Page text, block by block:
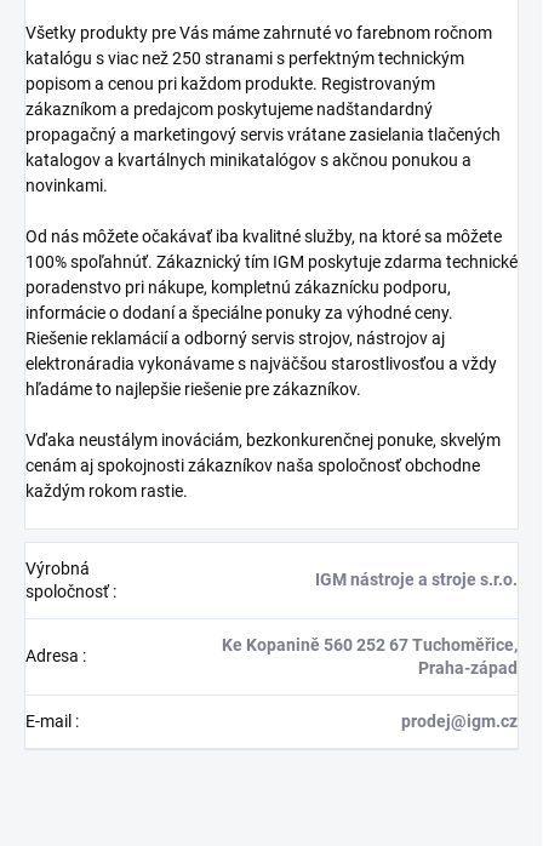
Všetky produkty pre Vás máme zahrnuté vo farebnom ročnom
katalógu s viac než 250 stranami s perfektným technickým
popisom a cenou pri každom produkte. Registrovaným
zákazníkom a predajcom poskytujeme nadštandardný
propagačný a marketingový servis vrátane zasielania tlačených
katalogov a kvartálnych minikatalógov s akčnou ponukou a
novinkami.
Od nás môžete očakávať iba kvalitné služby, na ktoré sa môžete
100% spoľahnúť. Zákaznický tím IGM poskytuje zdarma technické
poradenstvo pri nákupe, kompletnú zákaznícku podporu,
informácie o dodaní a špeciálne ponuky za výhodné ceny.
Riešenie reklamácií a odborný servis strojov, nástrojov aj
elektronáradia vykonávame s najväčšou starostlivosťou a vždy
hľadáme to najlepšie riešenie pre zákazníkov.
Vďaka neustálym inováciám, bezkonkurenčnej ponuke, skvelým
cenám aj spokojnosti zákazníkov naša spoločnosť obchodne
každým rokom rastie.
Výrobná
spoločnosť:
IGM nástroje a stroje s.r.o.
Adresa :
Ke Kopanině 560 252 67 Tuchoměřice,
Praha-západ
E-mail : prodej@igm.cz